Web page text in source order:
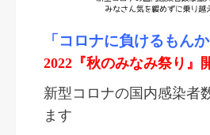
「コロナに負けるもんか
2022『秋のみなみ祭り』
新型コロナの国内感染者
ます